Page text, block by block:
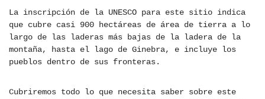
La inscripción de la UNESCO para este sitio indica
que cubre casi 900 hectáreas de área de tierra a lo
largo de las laderas más bajas de la ladera de la
montaña, hasta el lago de Ginebra, e incluye los
pueblos dentro de sus fronteras.
Cubriremos todo lo que necesita saber sobre este